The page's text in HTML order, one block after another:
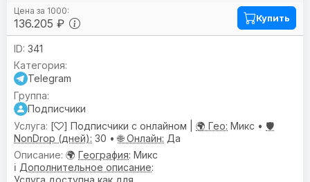
136.205 ₽ Купить
341
Telegram
Подписчики
[
] Подписчики с онлайном | 🌍 Гео: Микс • 🛡️
NonDrop (дней): 30 •🌐 Онлайн: Да
🌍 География: Микс
ℹ️ Дополнительное описание: